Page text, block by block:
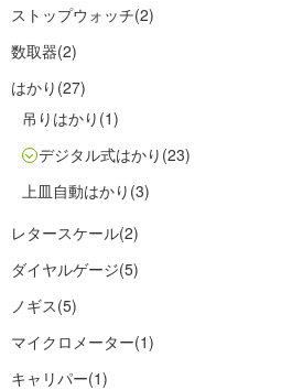
ストップウォッチ(2)
数取器(2)
はかり (27)
吊りはかり (1)
デジタル式はかり (23)
上皿自動はかり (3)
レタースケール(2)
ダイヤルゲージ(5)
ノギス(5)
マイクロメーター(1)
キャリパー(1)